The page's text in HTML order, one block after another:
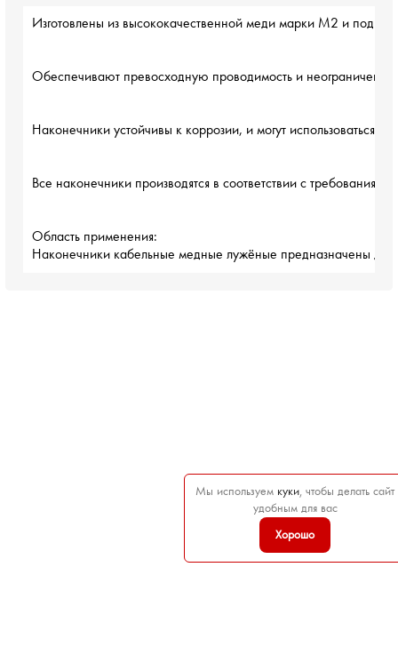
Мы используем куки , чтобы делать сайт
удобным для вас
Хорошо
Изготовлены из высококачественной меди марки М2 и
Обеспечивают превосходную проводимость и
Наконечники устойчивы к коррозии, и могут использоваться в
Все наконечники производятся в соответствии с
Область применения:
Наконечники кабельные медные лужёные предназначены для